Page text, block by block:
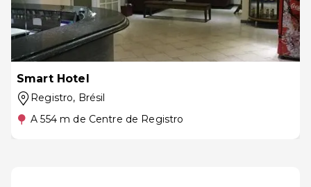
Smart Hotel
Registro, Brésil
A 554 m de Centre de Registro